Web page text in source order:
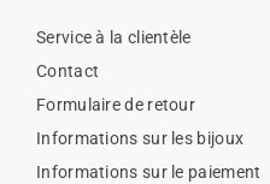
Service à la clientèle
Contact
Formulaire de retour
Informations sur les bijoux
Informations sur le paiement